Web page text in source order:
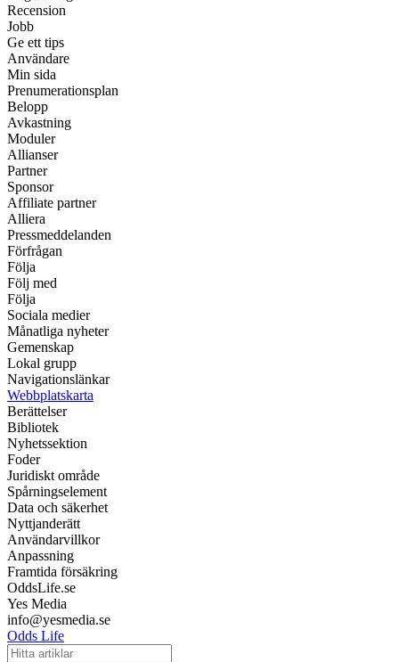
Recension
Jobb
Ge ett tips
Användare
Min sida
Prenumerationsplan
Belopp
Avkastning
Moduler
Allianser
Partner
Sponsor
Affiliate partner
Alliera
Pressmeddelanden
Förfrågan
Följa
Följ med
Följa
Sociala medier
Månatliga nyheter
Gemenskap
Lokal grupp
Navigationslänkar
Webbplatskarta
Berättelser
Bibliotek
Nyhetssektion
Foder
Juridiskt område
Spårningselement
Data och säkerhet
Nyttjanderätt
Användarvillkor
Anpassning
Framtida försäkring
OddsLife.se
Yes Media
info@yesmedia.se
Odds Life